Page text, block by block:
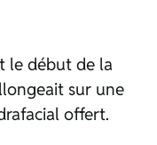
le début de la
sur une
offert.